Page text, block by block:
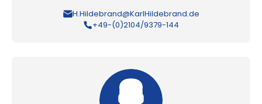
H.Hildebrand@KarlHildebrand.de
+49-(0)2104/9379-144